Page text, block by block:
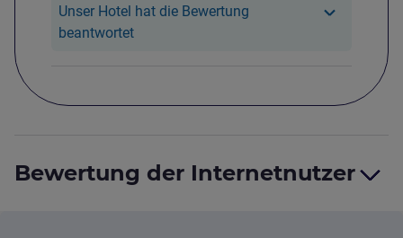
Vertragsverletzung zu bezeichnen .
Unser Hotel hat die Bewertung
beantwortetUnser Hotel hat reagiert auf die Bewertung
Bewertung der Internetnutzer